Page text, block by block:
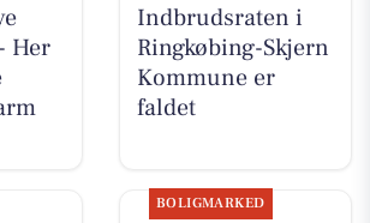
Her
Indbrudsraten i
Ringkøbing-Skjern
Kommune er
faldet
BOLIGMARKED